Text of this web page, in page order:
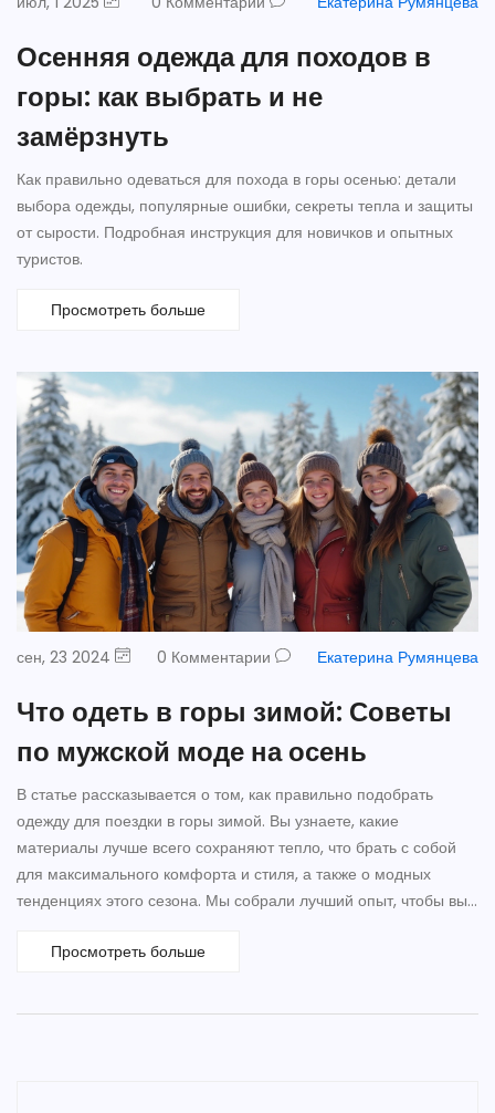
Осенняя одежда для походов в
горы: как выбрать и не
замёрзнуть
Как правильно одеваться для похода в горы осенью: детали
выбора одежды, популярные ошибки, секреты тепла и защиты
от сырости. Подробная инструкция для новичков и опытных
туристов.
Просмотреть больше
сен, 23 2024 0 Комментарии Екатерина Румянцева
Что одеть в горы зимой: Советы
по мужской моде на осень
В статье рассказывается о том, как правильно подобрать
одежду для поездки в горы зимой. Вы узнаете, какие
материалы лучше всего сохраняют тепло, что брать с собой
для максимального комфорта и стиля, а также о модных
тенденциях этого сезона. Мы собрали лучший опыт, чтобы вы
Просмотреть больше